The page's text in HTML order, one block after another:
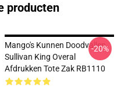
producten
Mango's Kunnen Doodvallen.
Sullivan King Overal
Afdrukken Tote Zak RB1110
-20%